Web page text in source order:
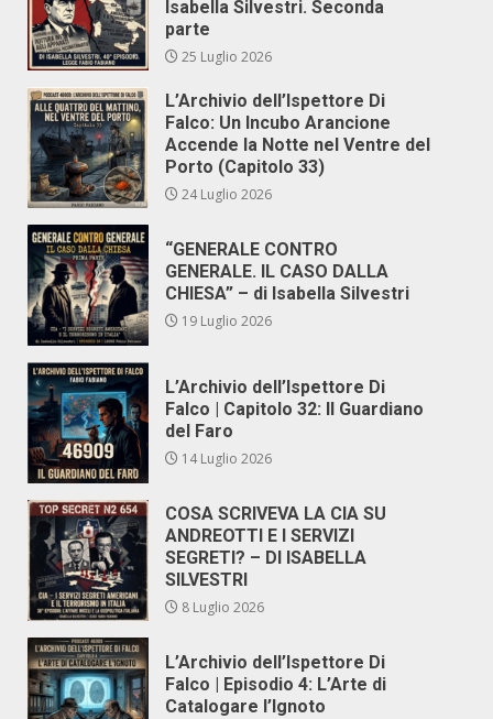
Isabella Silvestri. Seconda
parte
25 Luglio 2026
L’Archivio dell’Ispettore Di
Falco: Un Incubo Arancione
Accende la Notte nel Ventre del
Porto (Capitolo 33)
24 Luglio 2026
“GENERALE CONTRO
GENERALE. IL CASO DALLA
CHIESA” – di Isabella Silvestri
19 Luglio 2026
L’Archivio dell’Ispettore Di
Falco | Capitolo 32: Il Guardiano
del Faro
14 Luglio 2026
COSA SCRIVEVA LA CIA SU
ANDREOTTI E I SERVIZI
SEGRETI? – DI ISABELLA
SILVESTRI
8 Luglio 2026
L’Archivio dell’Ispettore Di
Falco | Episodio 4: L’Arte di
Catalogare l’Ignoto